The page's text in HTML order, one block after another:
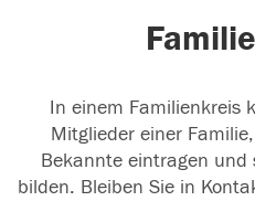
In einem Familienkreis
Mitglieder einer
Bekannte eintragen und
bilden. Bleiben Sie in